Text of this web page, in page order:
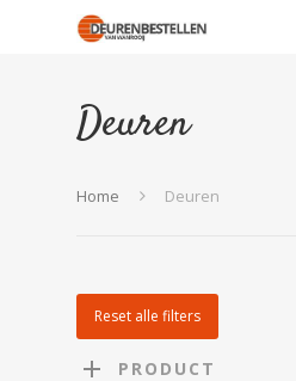
Deuren
Home Deuren
Reset alle filters
PRODUCT